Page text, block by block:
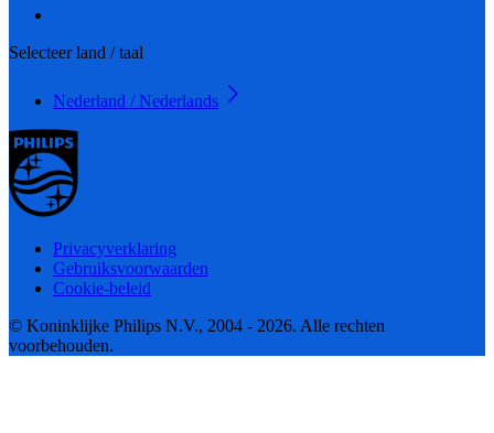
Selecteer land / taal
Nederland / Nederlands
Privacyverklaring
Gebruiksvoorwaarden
Cookie-beleid
© Koninklijke Philips N.V., 2004 - 2026. Alle rechten
voorbehouden.